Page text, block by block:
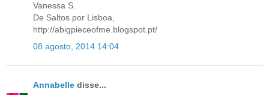
Vanessa S.
De Saltos por Lisboa,
http://abigpieceofme.blogspot.pt/
08 agosto, 2014 14:04
Annabelle disse...